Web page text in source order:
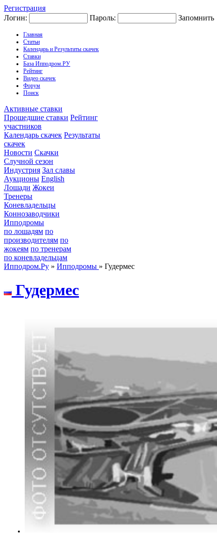
Регистрация
Логин:
Пароль: Запомнить
Главная
Статьи
Календарь и Результаты скачек
Ставки
База Ипподром.РУ
Рейтинг
Видео скачек
Форум
Поиск
Активные ставки
Прошедшие ставки Рейтинг
участников
Календарь скачек Результаты
скачек
Новости Скачки
Случной сезон
Индустрия Зал славы
Аукционы English
Лошади Жокеи
Тренеры
Коневладельцы
Коннозаводчики
Ипподромы
по лошадям по
производителям по
жокеям по тренерам
по коневладельцам
Ипподром.Ру » Ипподромы » Гудермес
Гудeрмeс